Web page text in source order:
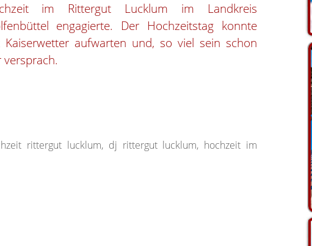
im Rittergut Lucklum im Landkreis
engagierte. Der Hochzeitstag konnte
Kaiserwetter aufwarten und, so viel sein schon
rittergut lucklum, dj rittergut lucklum, hochzeit im